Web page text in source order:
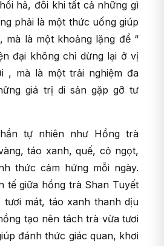
hả, đôi khi tất cả những gì
phải là một thức uống giúp
mà là một khoảng lặng để “
đại không chỉ dừng lại ở vị
, mà là một trải nghiệm đa
giá trị di sản gặp gỡ tư
tự nhiên như Hồng trà
táo xanh, quế, cỏ ngọt,
thức cảm hứng mỗi ngày.
tế giữa hồng trà Shan Tuyết
tươi mát, táo xanh thanh dịu
tạo nên tách trà vừa tươi
đánh thức giác quan, khơi